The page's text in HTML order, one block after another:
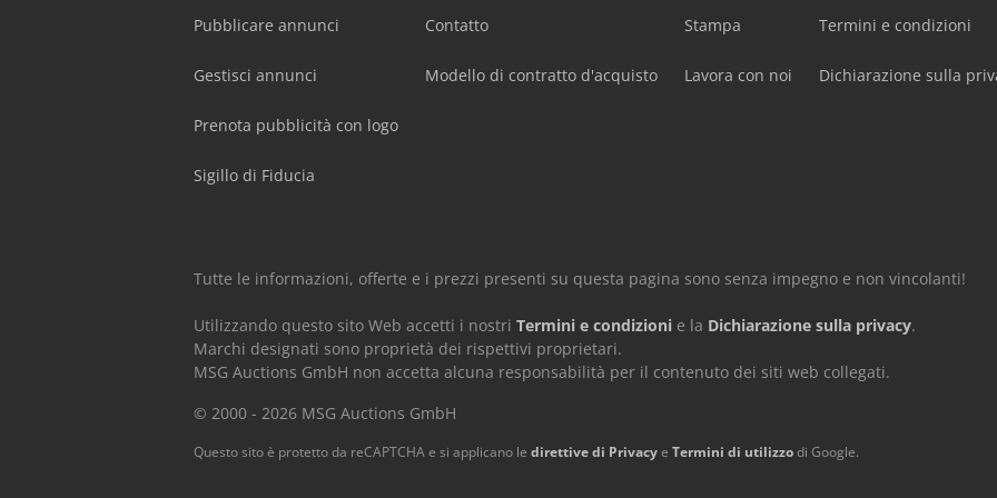
Pubblicare annunci
Gestisci annunci
Prenota pubblicità con logo
Sigillo di Fiducia
Contatto
Modello di contratto d'acquisto
Stampa
Lavora con noi
Termini e condizioni
Dichiarazione sulla
Tutte le informazioni, offerte e i prezzi presenti su questa pagina sono senza impegno e non vincolanti!
Utilizzando questo sito Web accetti i nostri Termini e condizioni e la Dichiarazione sulla privacy.
Marchi designati sono proprietà dei rispettivi proprietari.
MSG Auctions GmbH non accetta alcuna responsabilità per il contenuto dei siti web collegati.
© 2000 - 2026 MSG Auctions GmbH
Questo sito è protetto da reCAPTCHA e si applicano le direttive di Privacye Termini di utilizzodi Google.